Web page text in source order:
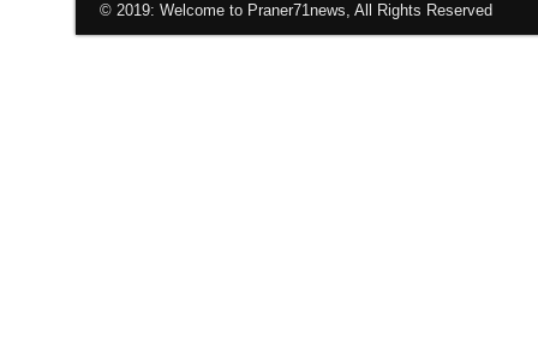
© 2019: Welcome to Praner71news, All Rights Reserved